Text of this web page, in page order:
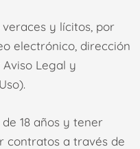
y lícitos, por
electrónico, dirección
Legal y
18 años y tener
contratos a través de